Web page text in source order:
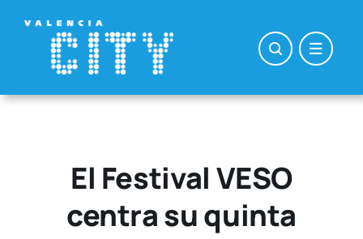
contenido
El Festival VESO
centra su quinta